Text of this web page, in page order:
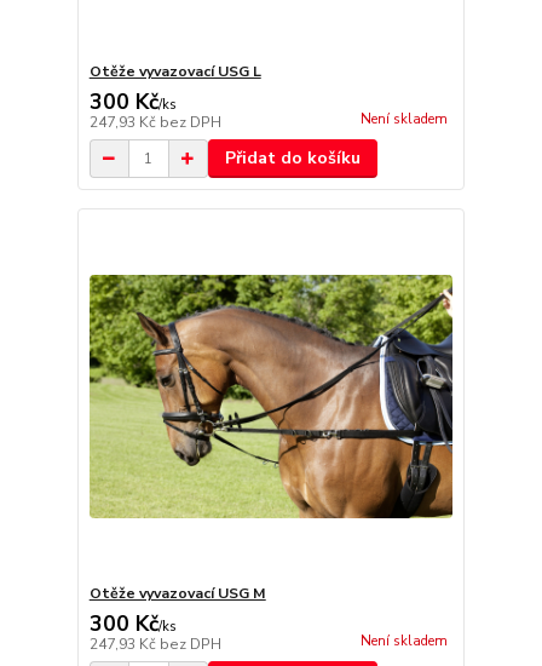
Otěže vyvazovací USG L
300 Kč/ks
247,93 Kč bez DPH Není skladem
Přidat do košíku
Otěže vyvazovací USG M
300 Kč/ks
247,93 Kč bez DPH Není skladem